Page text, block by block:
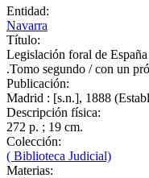
Entidad:
Navarra
Título:
Legislación foral de
.Tomo segundo / con un
Publicación:
Madrid : [s.n.], 1888
Descripción física:
272 p. ; 19 cm.
Colección:
( Biblioteca Judicial)
Materias: